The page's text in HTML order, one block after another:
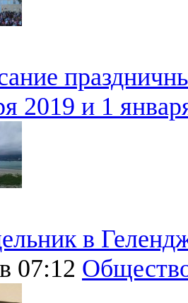
2019 и 1
в
07:12